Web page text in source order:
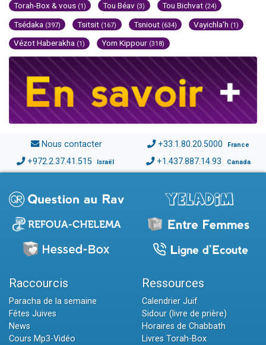
Torah-Box & vous (1) Tou Béav (3) Tou Bichvat (24)
Tsédaka (397) Tsitsit (167) Tsniout (634) Vayichla'h (1)
Vézot Haberakha (1) Yom Kippour (318)
Nous contacter +33.1.80.20.5000 France
+972.2.37.41.515 Israël +1.437.887.14.93 Canada
Raccourcis
Paracha de la semaine
Fêtes Juives
News
Cours Mp3-Vidéo
Ressources
Calendrier Juif
Sidour (livre de prière)
Horaires de Chabbath
Livres Torah-Box